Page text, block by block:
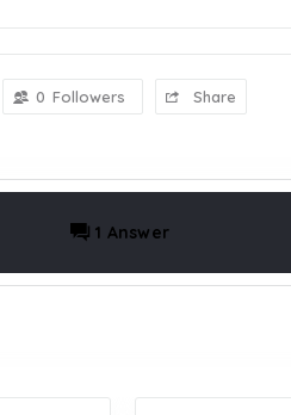
0 Followers Share
1 Answer